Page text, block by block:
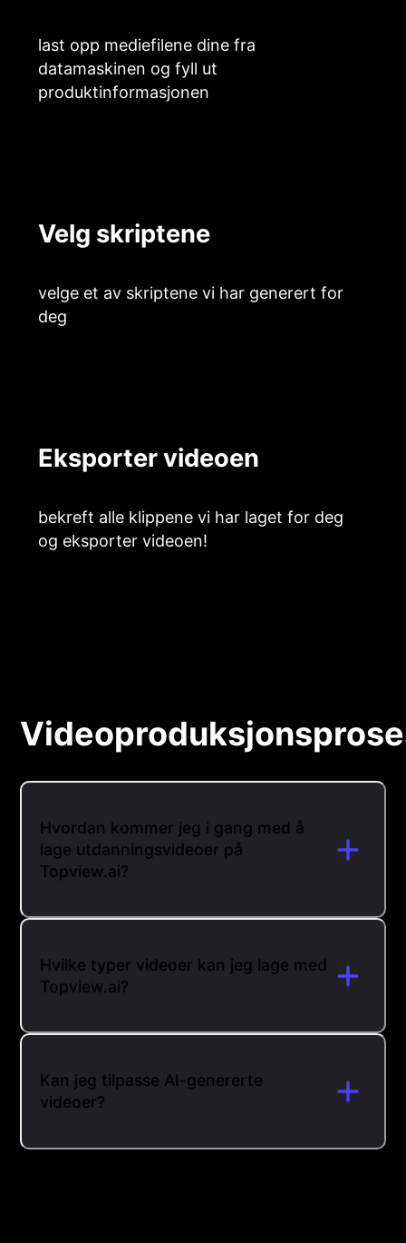
last opp mediefilene dine fra
datamaskinen og fyll ut
produktinformasjonen
Velg skriptene
velge et av skriptene vi har generert for
deg
Eksporter videoen
bekreft alle klippene vi har laget for deg
og eksporter videoen!
Hvordan kommer jeg i gang med å
lage utdanningsvideoer på
Topview.ai?
Hvilke typer videoer kan jeg lage med
Topview.ai?
Kan jeg tilpasse AI-genererte
videoer?